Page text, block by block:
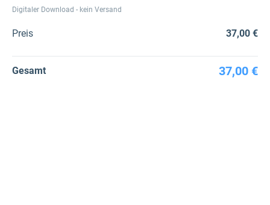
Digitaler Download - kein Versand
Preis 37,00 €
Gesamt 37,00 €